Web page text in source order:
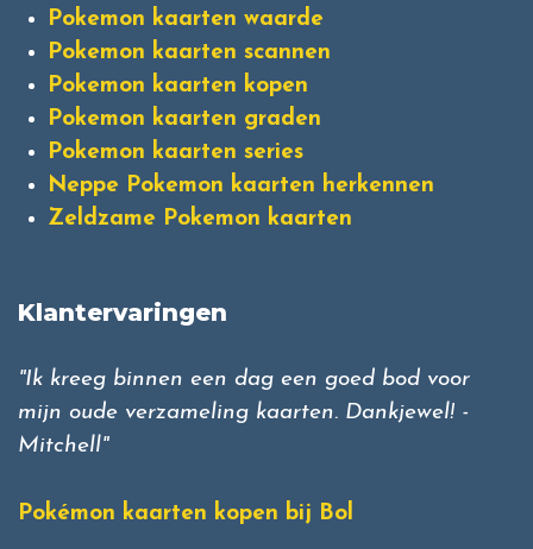
Pokemon kaarten waarde
Pokemon kaarten scannen
Pokemon kaarten kopen
Pokemon kaarten graden
Pokemon kaarten series
Neppe Pokemon kaarten herkennen
Zeldzame Pokemon kaarten
Klantervaringen
"Ik kreeg binnen een dag een goed bod voor
mijn oude verzameling kaarten. Dankjewel! -
Mitchell"
Pokémon kaarten kopen bij Bol